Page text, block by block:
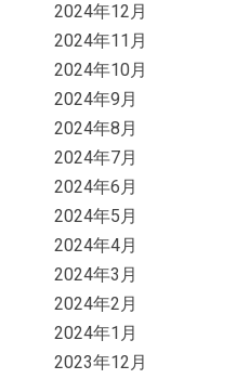
2024年12月
2024年11月
2024年10月
2024年9月
2024年8月
2024年7月
2024年6月
2024年5月
2024年4月
2024年3月
2024年2月
2024年1月
2023年12月